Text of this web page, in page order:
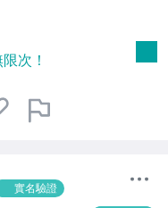
次！
實名驗證